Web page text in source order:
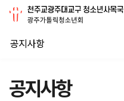
공지사항
공지사항